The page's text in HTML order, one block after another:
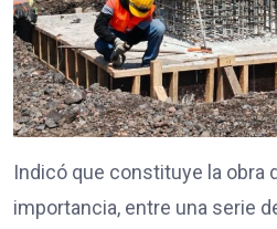
Indicó que constituye la obra
importancia, entre una serie